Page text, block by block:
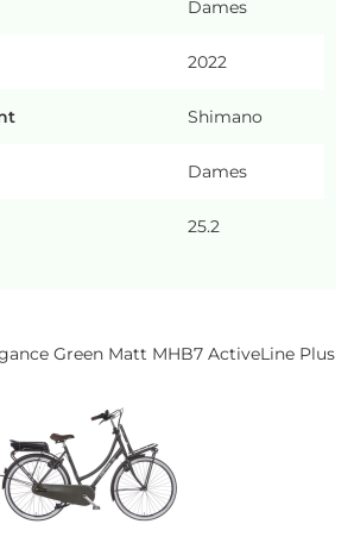
Dames
2022
Shimano
Dames
25.2
Green Matt MHB7 ActiveLine Plus